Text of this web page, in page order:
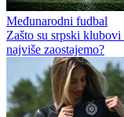
Međunarodni fudbal
Zašto su srpski
najviše zaostajemo?